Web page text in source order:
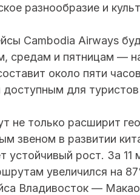
разнообразие и
Cambodia Airways
средам и пятницам —
около пяти
для
не только расширит
звеном в развитии
устойчивый рост. За
увеличился на
Владивосток —